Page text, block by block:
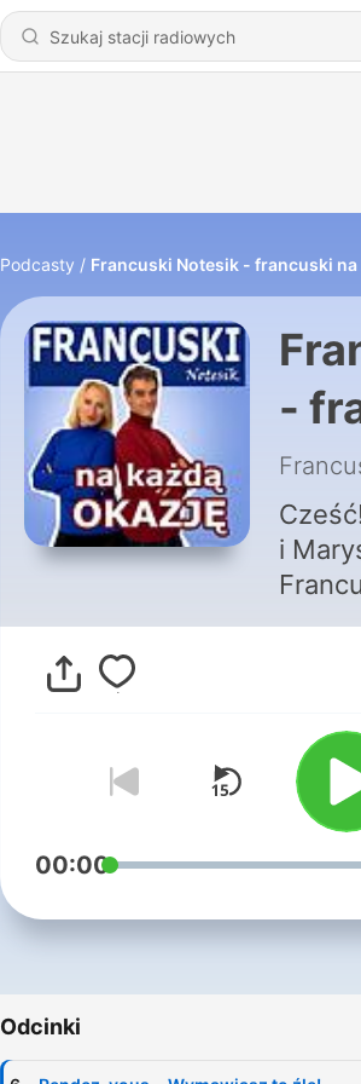
Podcasty Francuski Notesik - francuski na
-
i
00:00
Odcinki